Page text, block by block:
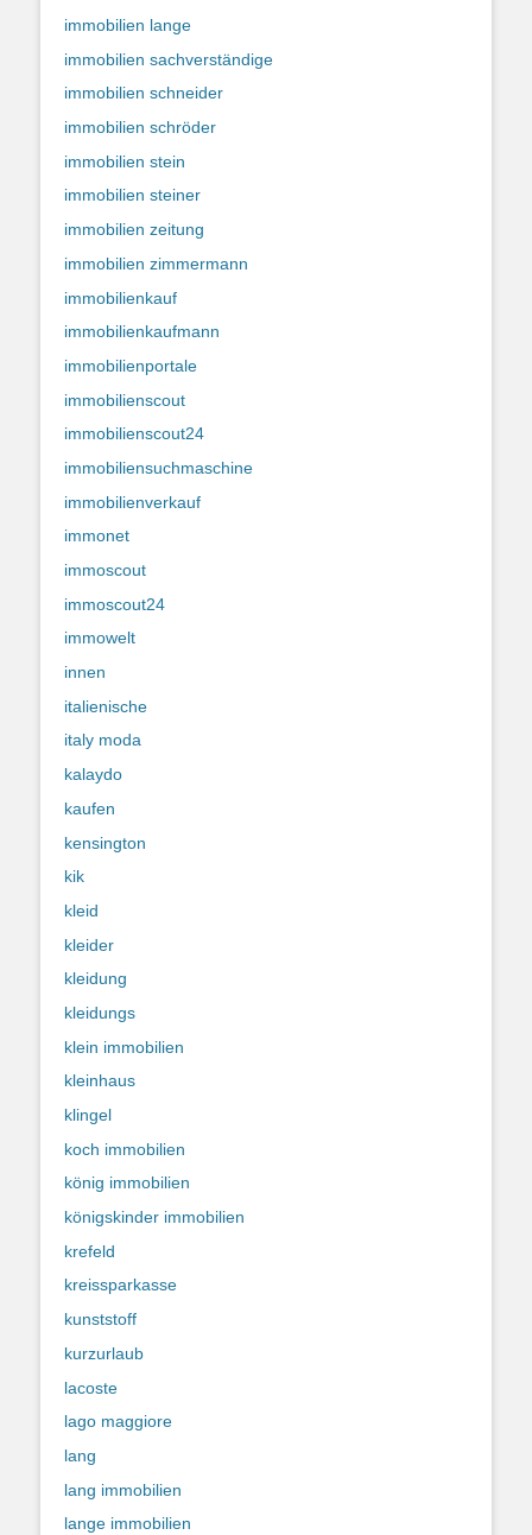
immobilien lange
immobilien sachverständige
immobilien schneider
immobilien schröder
immobilien stein
immobilien steiner
immobilien zeitung
immobilien zimmermann
immobilienkauf
immobilienkaufmann
immobilienportale
immobilienscout
immobilienscout24
immobiliensuchmaschine
immobilienverkauf
immonet
immoscout
immoscout24
immowelt
innen
italienische
italy moda
kalaydo
kaufen
kensington
kik
kleid
kleider
kleidung
kleidungs
klein immobilien
kleinhaus
klingel
koch immobilien
könig immobilien
königskinder immobilien
krefeld
kreissparkasse
kunststoff
kurzurlaub
lacoste
lago maggiore
lang
lang immobilien
lange immobilien